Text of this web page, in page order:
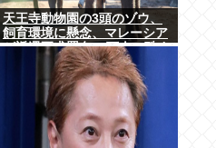
天王寺動物園の3頭のゾウ、
飼育環境に懸念、マレーシア
が返還要求署名17万人。酷す
ぎる日本の動物園